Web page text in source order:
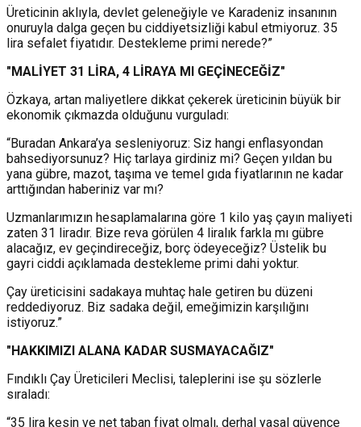
Üreticinin aklıyla, devlet geleneğiyle ve Karadeniz insanının
onuruyla dalga geçen bu ciddiyetsizliği kabul etmiyoruz. 35
lira sefalet fiyatıdır. Destekleme primi nerede?”
"MALİYET 31 LİRA, 4 LİRAYA MI GEÇİNECEĞİZ"
Özkaya, artan maliyetlere dikkat çekerek üreticinin büyük bir
ekonomik çıkmazda olduğunu vurguladı:
“Buradan Ankara’ya sesleniyoruz: Siz hangi enflasyondan
bahsediyorsunuz? Hiç tarlaya girdiniz mi? Geçen yıldan bu
yana gübre, mazot, taşıma ve temel gıda fiyatlarının ne kadar
arttığından haberiniz var mı?
Uzmanlarımızın hesaplamalarına göre 1 kilo yaş çayın maliyeti
zaten 31 liradır. Bize reva görülen 4 liralık farkla mı gübre
alacağız, ev geçindireceğiz, borç ödeyeceğiz? Üstelik bu
gayri ciddi açıklamada destekleme primi dahi yoktur.
Çay üreticisini sadakaya muhtaç hale getiren bu düzeni
reddediyoruz. Biz sadaka değil, emeğimizin karşılığını
istiyoruz.”
"HAKKIMIZI ALANA KADAR SUSMAYACAĞIZ"
Fındıklı Çay Üreticileri Meclisi, taleplerini ise şu sözlerle
sıraladı:
“35 lira kesin ve net taban fiyat olmalı, derhal yasal güvence